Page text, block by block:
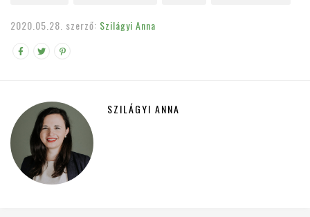
2020.05.28. szerző: Szilágyi Anna
SZILÁGYI ANNA